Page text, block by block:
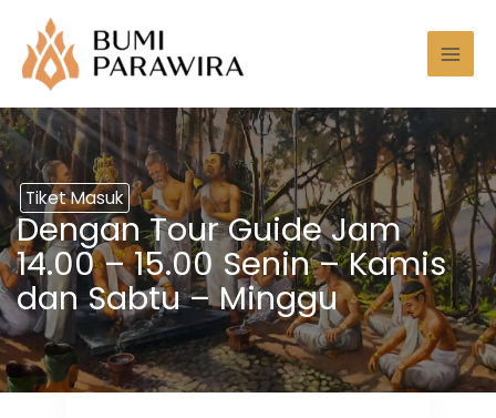
konten
Tiket Masuk
Dengan Tour Guide Jam
14.00 – 15.00 Senin – Kamis
dan Sabtu – Minggu